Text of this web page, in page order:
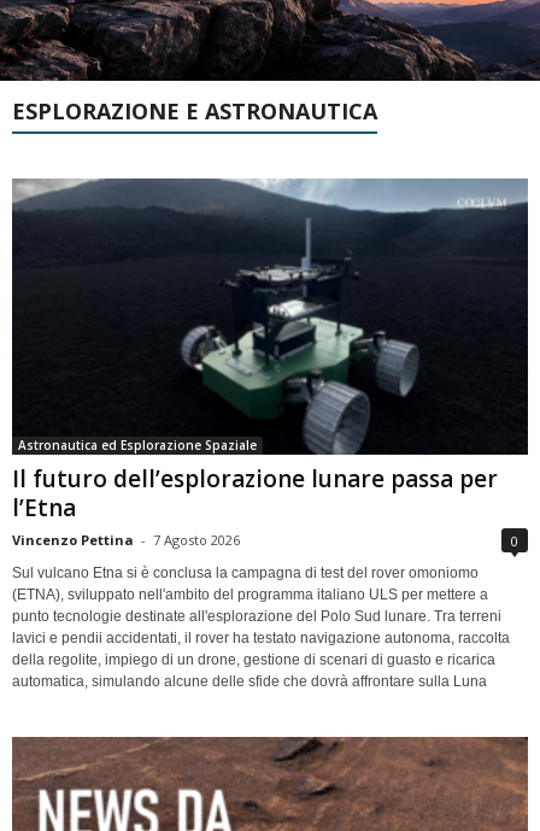
ESPLORAZIONE E ASTRONAUTICA
Astronautica ed Esplorazione Spaziale
Il futuro dell’esplorazione lunare passa per
l’Etna
Vincenzo Pettina - 7 Agosto 2026 0
Sul vulcano Etna si è conclusa la campagna di test del rover omoniomo
(ETNA), sviluppato nell'ambito del programma italiano ULS per mettere a
punto tecnologie destinate all'esplorazione del Polo Sud lunare. Tra terreni
lavici e pendii accidentati, il rover ha testato navigazione autonoma, raccolta
della regolite, impiego di un drone, gestione di scenari di guasto e ricarica
automatica, simulando alcune delle sfide che dovrà affrontare sulla Luna